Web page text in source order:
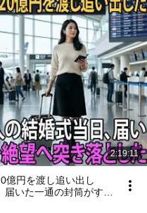
2:19:11
億円を渡し追い出し
いた一通の封筒がすべ
| スカッとする話